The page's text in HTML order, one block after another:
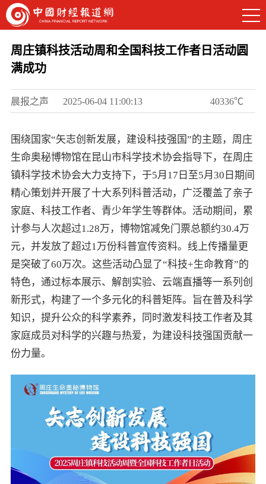
周庄镇科技活动周和全国科技工作者日活动圆
满成功
晨报之声 2025-06-04 11:00:13 40336℃
围绕国家“矢志创新发展，建设科技强国”的主题，周庄
生命奥秘博物馆在昆山市科学技术协会指导下，在周庄
镇科学技术协会大力支持下，于5月17日至5月30日期间
精心策划并开展了十大系列科普活动，广泛覆盖了亲子
家庭、科技工作者、青少年学生等群体。活动期间，累
计参与人次超过1.28万，博物馆减免门票总额约30.4万
元，并发放了超过1万份科普宣传资料。线上传播量更
是突破了60万次。这些活动凸显了“科技+生命教育”的
特色，通过标本展示、解剖实验、云端直播等一系列创
新形式，构建了一个多元化的科普矩阵。旨在普及科学
知识，提升公众的科学素养，同时激发科技工作者及其
家庭成员对科学的兴趣与热爱，为建设科技强国贡献一
份力量。